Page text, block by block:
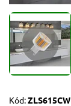
Kód:ZLS615CW